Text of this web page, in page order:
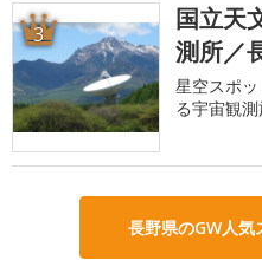
3
国立天
測所／
星空スポ
る宇宙観
長野県のGW人気